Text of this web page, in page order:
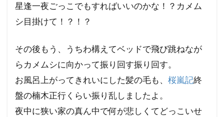
星逢一夜ごっこでもすればいいのかな！？カメム
シ目掛けて！？！？
その後もう、うちわ構えてベッドで飛び跳ねなが
らカメムシに向かって振り回す振り回す。
お風呂上がってきれいにした髪の毛も、 桜嵐記終
盤の楠木正行くらい振り乱しましたよ。
夜中に狭い家の真ん中で何が悲しくてどっこいせ